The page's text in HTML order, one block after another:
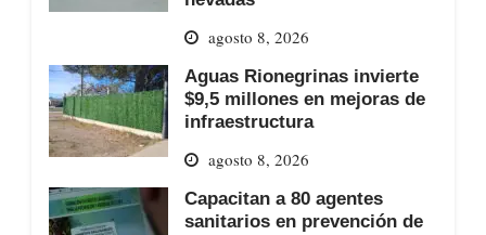
agosto 8, 2026
Aguas Rionegrinas invierte
$9,5 millones en mejoras de
infraestructura
agosto 8, 2026
Capacitan a 80 agentes
sanitarios en prevención de